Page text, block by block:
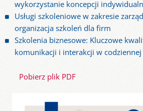
wykorzystanie koncepcji
Usługi szkoleniowe w zakresie
organizacja szkoleń dla firm
Szkolenia biznesowe: Kluczowe
komunikacji i interakcji w
Pobierz plik PDF